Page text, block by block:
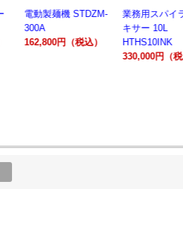
電動製麺機 STDZM-
162,800円（税込）
業務用スパイラルミ
キサー 10L
HTHS10INK
330,000円（税込）